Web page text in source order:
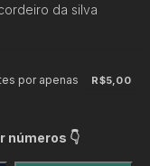
da silva
por apenas R$5,00
números 👇